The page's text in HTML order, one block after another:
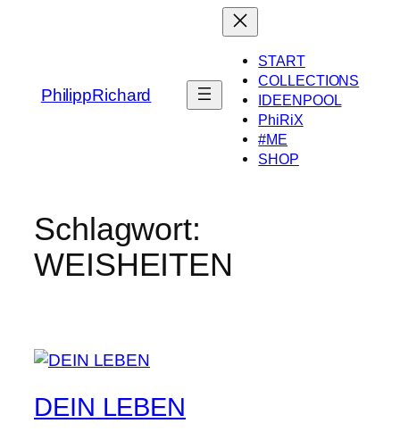
PhilippRichard
START
COLLECTIONS
IDEENPOOL
PhiRiX
#ME
SHOP
Schlagwort:
WEISHEITEN
DEIN LEBEN